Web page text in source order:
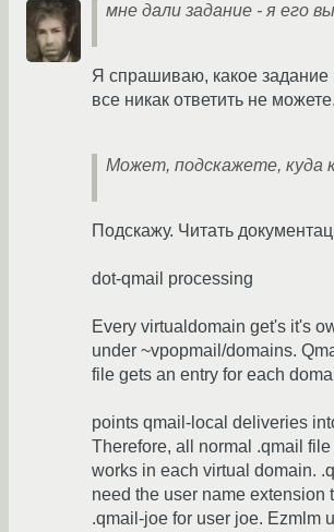
мне дали задание - я его
Я спрашиваю, какое
все никак ответить не можете.
Может, подскажете, куда
Подскажу. Читать
dot-qmail processing
Every virtualdomain get's it's
under ~vpopmail/domains.
file gets an entry for each
points qmail-local deliveries
Therefore, all normal .qmail
works in each virtual domain.
need the user name extension
.qmail-joe for user joe. Ezmlm